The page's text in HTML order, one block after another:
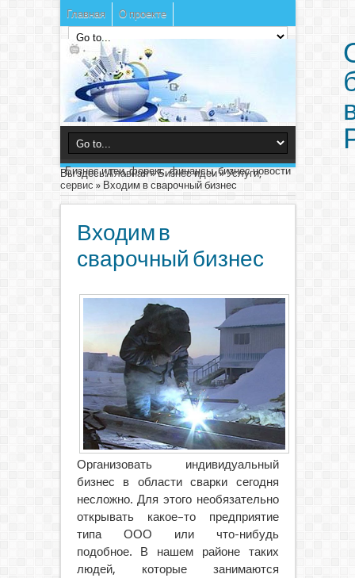
Главная О проекте
Бизнес идеи, форекс, финансы, бизнес новости
Вы здесь:Главная»Бизнес идеи»Услуги,
сервис » Входим в сварочный бизнес
Входим в
сварочный бизнес
Организовать индивидуальный
бизнес в области сварки сегодня
несложно. Для этого необязательно
открывать какое–то предприятие
типа ООО или что-нибудь
подобное. В нашем районе таких
людей, которые занимаются